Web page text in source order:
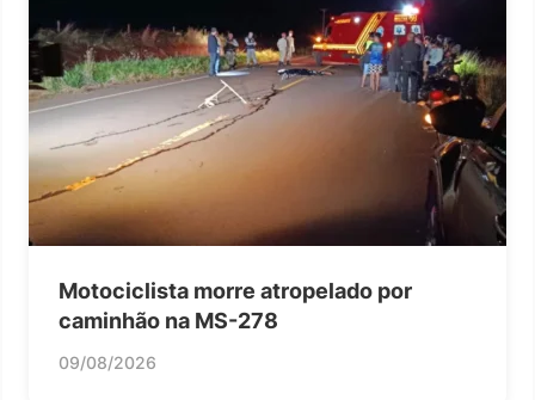
Motociclista morre atropelado por
caminhão na MS-278
09/08/2026